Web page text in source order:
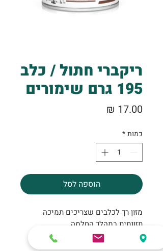
ריקברי חתול / כלב
195 גרם שימורים
כמות*
הוספה לסל
מזון רך לכלבים שצריכים תמיכה
תזונתית במהלך החלמה .